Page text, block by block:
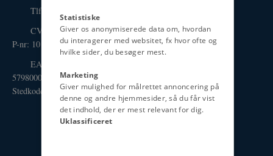
Tlf.: 87 16 12 00
CVR-nr: 31119103
P-nr: 1013139411
EAN-nummer:
5798000418363
Stedkode: 1411
Statistiske
Giver os anonymiserede data om, hvordan
du interagerer med websitet, fx hvor ofte og
hvilke sider, du besøger mest.
Marketing
Giver mulighed for målrettet annoncering på
denne og andre hjemmesider, så du får vist
det indhold, der er mest relevant for dig.
Uklassificeret